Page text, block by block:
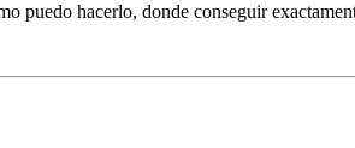
puedo hacerlo, donde conseguir